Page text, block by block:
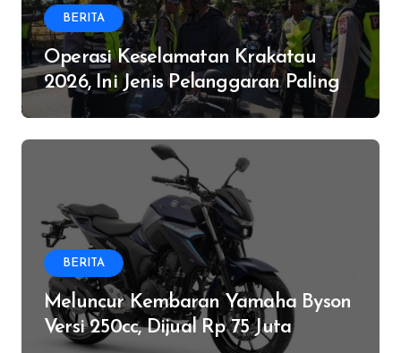
BERITA
Operasi Keselamatan Krakatau
2026, Ini Jenis Pelanggaran Paling
Banyak
BERITA
Meluncur Kembaran Yamaha Byson
Versi 250cc, Dijual Rp 75 Juta